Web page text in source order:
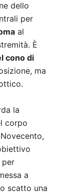
dello
per
al
È
cono di
ma
la
corpo
per
a
scatto una